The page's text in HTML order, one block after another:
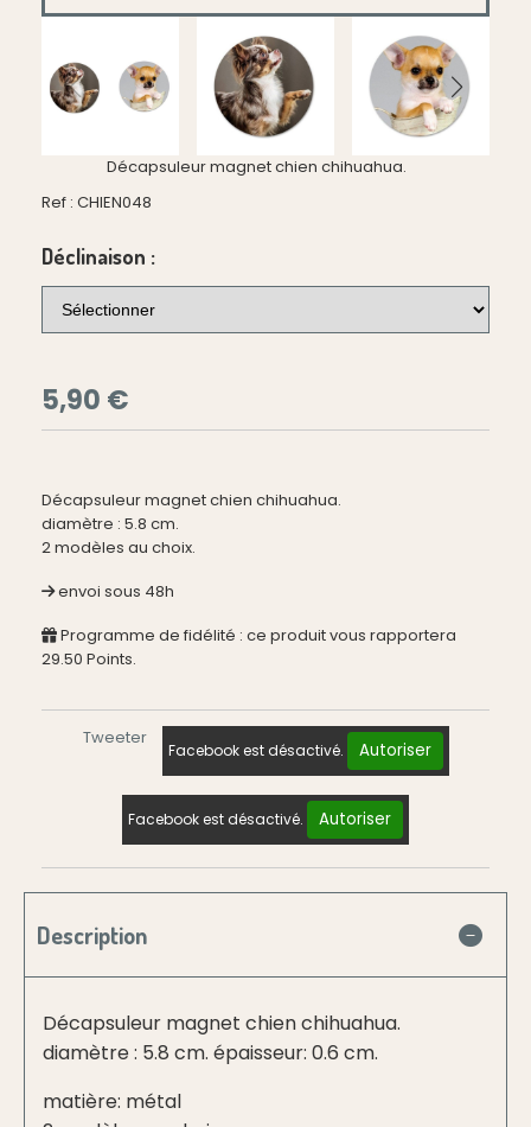
Décapsuleur magnet chien chihuahua.
Ref : CHIEN048
Déclinaison :
5,90 €
Décapsuleur magnet chien chihuahua.
diamètre : 5.8 cm.
2 modèles au choix.
envoi sous 48h
Programme de fidélité : ce produit vous rapportera
29.50 Points.
Tweeter
Facebook est désactivé. Autoriser
Facebook est désactivé. Autoriser
Description
Décapsuleur magnet chien chihuahua.
diamètre : 5.8 cm. épaisseur: 0.6 cm.
matière: métal